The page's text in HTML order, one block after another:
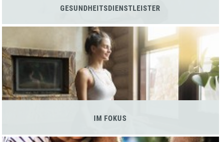
GESUNDHEITSDIENSTLEISTER
IM FOKUS